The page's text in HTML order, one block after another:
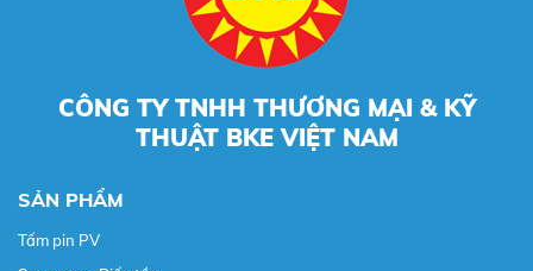
CÔNG TY TNHH THƯƠNG MẠI & KỸ
THUẬT BKE VIỆT NAM
SẢN PHẨM
Tấm pin PV